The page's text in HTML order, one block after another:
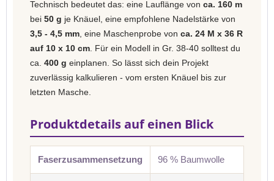
Technisch bedeutet das: eine Lauflänge von ca. 160 m
bei 50 g je Knäuel, eine empfohlene Nadelstärke von
3,5 - 4,5 mm , eine Maschenprobe von ca. 24 M x 36 R
auf 10 x 10 cm . Für ein Modell in Gr. 38-40 solltest du
ca. 400 g einplanen. So lässt sich dein Projekt
zuverlässig kalkulieren - vom ersten Knäuel bis zur
letzten Masche.
Produktdetails auf einen Blick
Faserzusammensetzung 96 % Baumwolle